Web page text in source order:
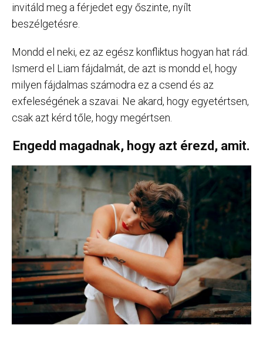
invitáld meg a férjedet egy őszinte, nyílt
beszélgetésre.
Mondd el neki, ez az egész konfliktus hogyan hat rád.
Ismerd el Liam fájdalmát, de azt is mondd el, hogy
milyen fájdalmas számodra ez a csend és az
exfeleségének a szavai. Ne akard, hogy egyetértsen,
csak azt kérd tőle, hogy megértsen.
Engedd magadnak, hogy azt érezd, amit.